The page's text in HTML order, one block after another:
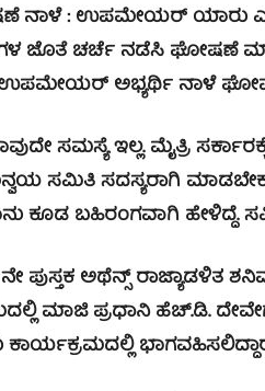
: ಉಪಮೇಯರ್ ಯಾರು
ಜೊತೆ ಚರ್ಚೆ ನಡೆಸಿ ಘೋಷಣೆ
ಅಭ್ಯರ್ಥಿ ನಾಳೆ
ಸಮಸ್ಯೆ ಇಲ್ಲ. ಮೈತ್ರಿ
ಸಮಿತಿ ಸದಸ್ಯರಾಗಿ ಮಾಡಬೇಕು
ಕೂಡ ಬಹಿರಂಗವಾಗಿ
ಪುಸ್ತಕ ಅಥೆನ್ಸ್
ಮಾಜಿ ಪ್ರಧಾನಿ ಹೆಚ್.ಡಿ.